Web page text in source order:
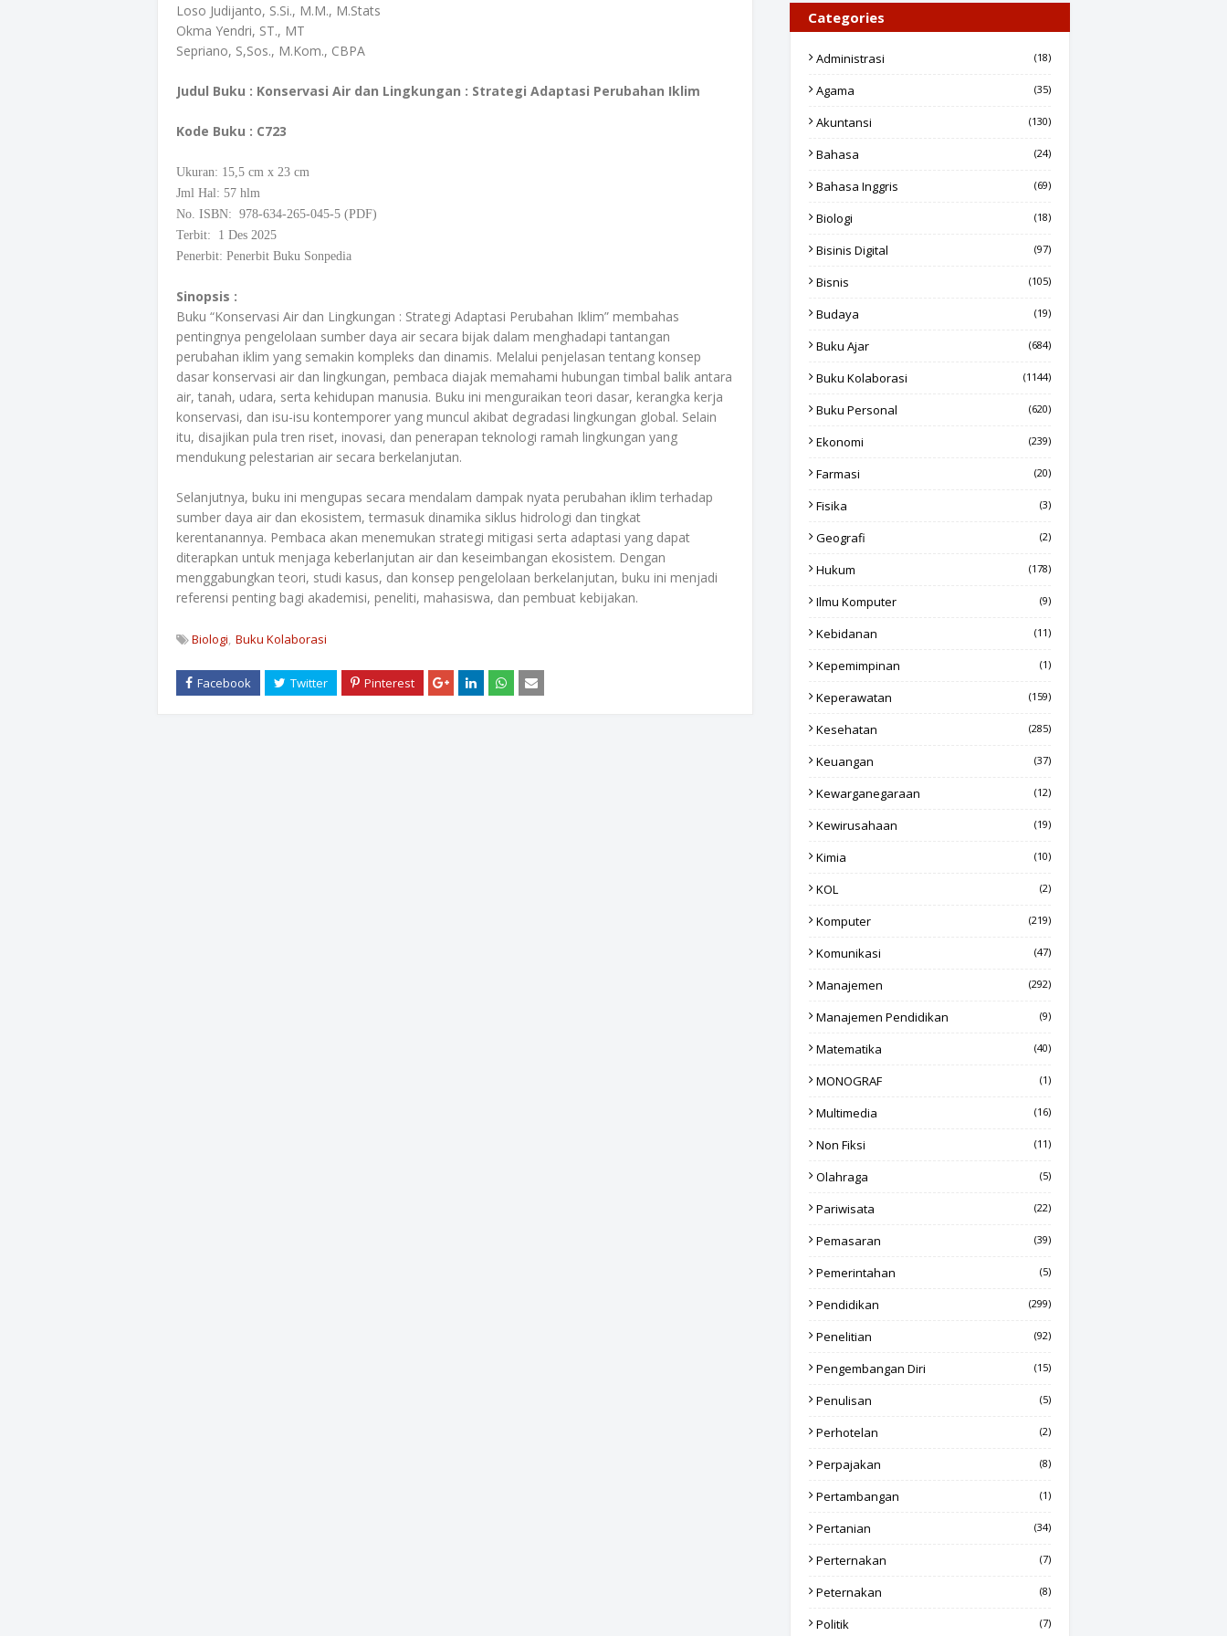
Loso Judijanto, S.Si., M.M., M.Stats
Okma Yendri, ST., MT
Sepriano, S,Sos., M.Kom., CBPA
Judul Buku : Konservasi Air dan Lingkungan : Strategi Adaptasi Perubahan Iklim
Kode Buku : C723
Ukuran: 15,5 cm x 23 cm
Jml Hal: 57 hlm
No. ISBN: 978-634-265-045-5 (PDF)
Terbit: 1 Des 2025
Penerbit: Penerbit Buku Sonpedia
Sinopsis :
Buku “Konservasi Air dan Lingkungan : Strategi Adaptasi Perubahan Iklim” membahas
pentingnya pengelolaan sumber daya air secara bijak dalam menghadapi tantangan
perubahan iklim yang semakin kompleks dan dinamis. Melalui penjelasan tentang konsep
dasar konservasi air dan lingkungan, pembaca diajak memahami hubungan timbal balik antara
air, tanah, udara, serta kehidupan manusia. Buku ini menguraikan teori dasar, kerangka kerja
konservasi, dan isu-isu kontemporer yang muncul akibat degradasi lingkungan global. Selain
itu, disajikan pula tren riset, inovasi, dan penerapan teknologi ramah lingkungan yang
mendukung pelestarian air secara berkelanjutan.
Selanjutnya, buku ini mengupas secara mendalam dampak nyata perubahan iklim terhadap
sumber daya air dan ekosistem, termasuk dinamika siklus hidrologi dan tingkat
kerentanannya. Pembaca akan menemukan strategi mitigasi serta adaptasi yang dapat
diterapkan untuk menjaga keberlanjutan air dan keseimbangan ekosistem. Dengan
menggabungkan teori, studi kasus, dan konsep pengelolaan berkelanjutan, buku ini menjadi
referensi penting bagi akademisi, peneliti, mahasiswa, dan pembuat kebijakan.
Biologi Buku Kolaborasi
Categories
Administrasi (18)
Agama (35)
Akuntansi (130)
Bahasa (24)
Bahasa Inggris (69)
Biologi (18)
Bisinis Digital (97)
Bisnis (105)
Budaya (19)
Buku Ajar (684)
Buku Kolaborasi (1144)
Buku Personal (620)
Ekonomi (239)
Farmasi (20)
Fisika (3)
Geografi (2)
Hukum (178)
Ilmu Komputer (9)
Kebidanan (11)
Kepemimpinan (1)
Keperawatan (159)
Kesehatan (285)
Keuangan (37)
Kewarganegaraan (12)
Kewirusahaan (19)
Kimia (10)
KOL (2)
Komputer (219)
Komunikasi (47)
Manajemen (292)
Manajemen Pendidikan (9)
Matematika (40)
MONOGRAF (1)
Multimedia (16)
Non Fiksi (11)
Olahraga (5)
Pariwisata (22)
Pemasaran (39)
Pemerintahan (5)
Pendidikan (299)
Penelitian (92)
Pengembangan Diri (15)
Penulisan (5)
Perhotelan (2)
Perpajakan (8)
Pertambangan (1)
Pertanian (34)
Perternakan (7)
Peternakan (8)
Politik (7)